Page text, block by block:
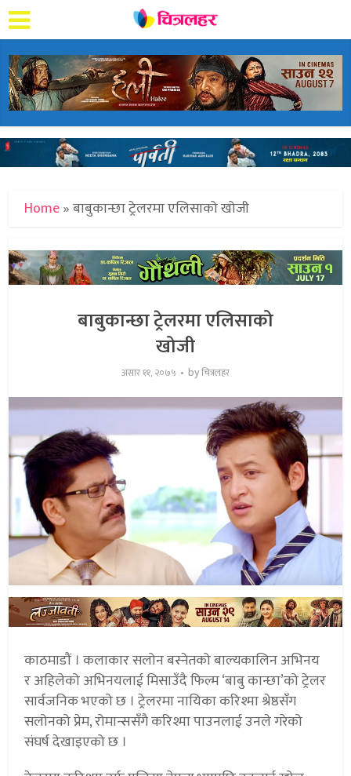
Home»बाबुकान्छा ट्रेलरमा एलिसाको खोजी
बाबुकान्छा ट्रेलरमा एलिसाको
खोजी
असार ११, २०७५ byचित्रलहर
काठमाडौं । कलाकार सलोन बस्नेतको बाल्यकालिन अभिनय
र अहिलेको अभिनयलाई मिसाउँदै फिल्म ‘बाबु कान्छा’को ट्रेलर
सार्वजनिक भएको छ । ट्रेलरमा नायिका करिश्मा श्रेष्ठसँग
सलोनको प्रेम, रोमान्ससँगै करिश्मा पाउनलाई उनले गरेको
संघर्ष देखाइएको छ ।